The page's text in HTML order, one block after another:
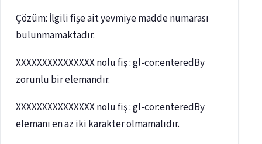
Çözüm: İlgili fişe ait yevmiye madde numarası
bulunmamaktadır.
XXXXXXXXXXXXXXX nolu fiş : gl-cor:enteredBy
zorunlu bir elemandır.
XXXXXXXXXXXXXXX nolu fiş : gl-cor:enteredBy
elemanı en az iki karakter olmamalıdır.